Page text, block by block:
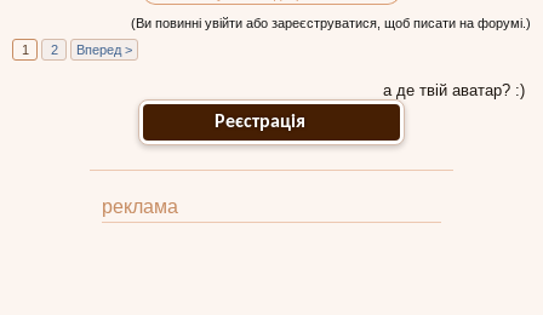
(Ви повинні увійти або зареєструватися, щоб писати на форумі.)
1
2 Вперед >
а де твій аватар? :)
Реєстрація
реклама